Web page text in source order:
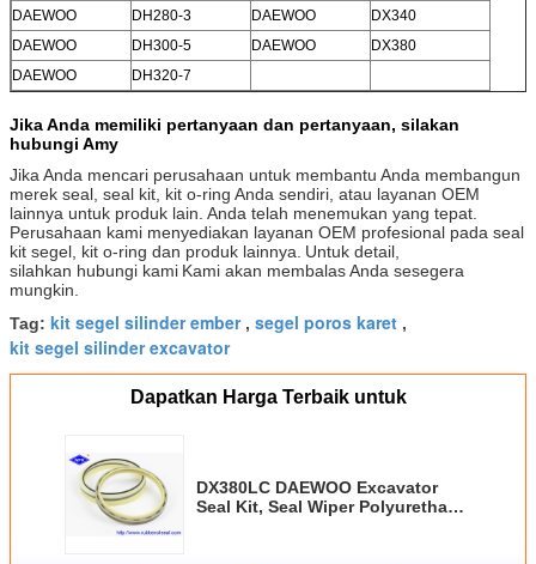
DAEWOO
DH280-3 DAEWOO
DX340
DAEWOO
DH300-5 DAEWOO
DX380
DAEWOO
DH320-7
Jika Anda memiliki pertanyaan dan pertanyaan, silakan
hubungi Amy
Jika Anda mencari perusahaan untuk membantu Anda membangun
merek seal, seal kit, kit o-ring Anda sendiri, atau layanan OEM
lainnya untuk produk lain. Anda telah menemukan yang tepat.
Perusahaan kami menyediakan layanan OEM profesional pada seal
kit segel, kit o-ring dan produk lainnya. Untuk detail,
silahkan hubungi kami Kami akan membalas Anda sesegera
mungkin.
Tag: kit segel silinder ember, segel poros karet ,
kit segel silinder excavator
Dapatkan Harga Terbaik untuk
DX380LC DAEWOO Excavator
Seal Kit, Seal Wiper Polyurethane